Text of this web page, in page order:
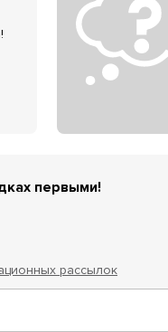
первыми!
рассылок